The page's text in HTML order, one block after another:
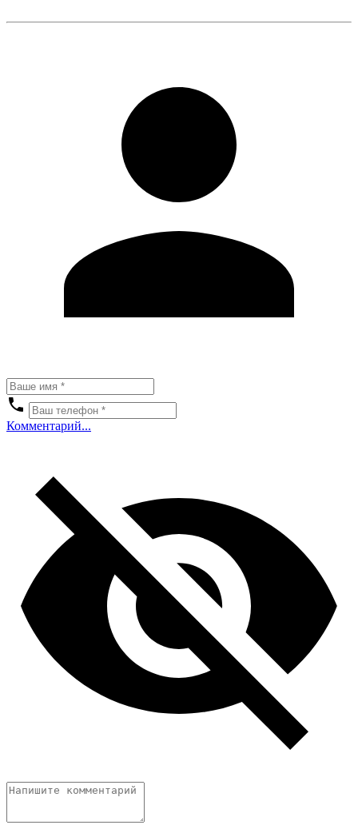
Комментарий...